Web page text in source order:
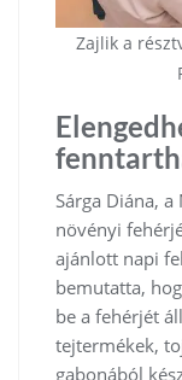
Zajlik a
Sárga Diána,
növényi
ajánlott napi
bemutatta,
be a fehérjét
tejtermékek,
gabonából